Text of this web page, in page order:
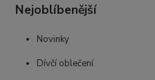
Nejoblíbenější
Novinky
Dívčí oblečení